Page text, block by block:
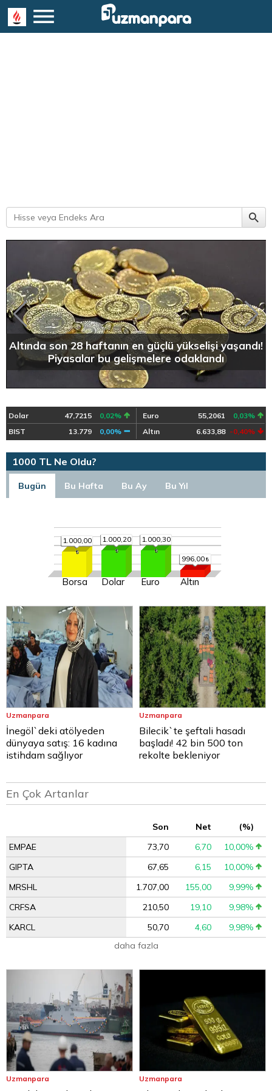
Altında son 28 haftanın en güçlü yükselişi yaşandı!
Piyasalar bu gelişmelere odaklandı
Dolar 47,7215 0,02% Euro 55,2061
0,03%
BIST
13.779 0,00% Altın 6.633,88 -0,40%
1000 TL Ne Oldu?
Bugün Bu Hafta Bu Ay Bu Yıl
1.000,00
Borsa
1.000,20
Dolar
1.000,30
Euro
996,00
Altın
Uzmanpara
İnegöl`deki atölyeden
dünyaya satış: 16 kadına
istihdam sağlıyor
Uzmanpara
Bilecik`te şeftali hasadı
başladı! 42 bin 500 ton
rekolte bekleniyor
En Çok Artanlar
Son Net
(%)
EMPAE
73,70 6,70
10,00%
GIPTA
67,65 6,15
10,00%
MRSHL
1.707,00 155,00
9,99%
CRFSA
210,50 19,10
9,98%
KARCL
50,70 4,60
9,98%
daha fazla
Uzmanpara Uzmanpara